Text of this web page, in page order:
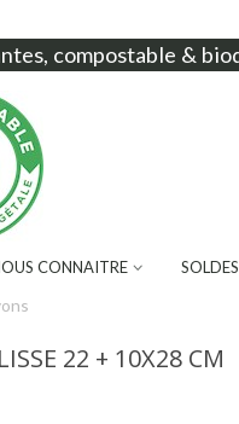
compostable &
CONNAITRE SOLDES
22 + 10X28 CM